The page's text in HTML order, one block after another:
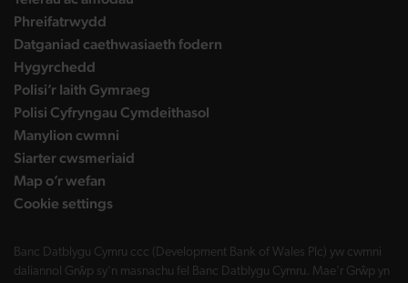
Phreifatrwydd
Datganiad caethwasiaeth fodern
Hygyrchedd
Polisi’r Iaith Gymraeg
Polisi Cyfryngau Cymdeithasol
Manylion cwmni
Siarter cwsmeriaid
Map o’r wefan
Cookie settings
Banc Datblygu Cymru ccc (Development Bank of Wales Plc) yw cwmni
daliannol Grŵp sy'n masnachu fel Banc Datblygu Cymru. Mae'r Grŵp yn